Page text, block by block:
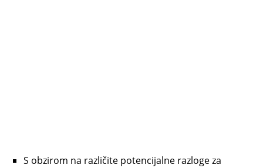
S obzirom na različite potencijalne razloge za